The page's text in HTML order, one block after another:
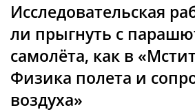
Исследовательская
ли прыгнуть с
самолёта, как в
Физика полета и
воздуха»